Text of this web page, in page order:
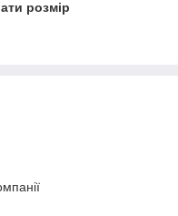
розмір